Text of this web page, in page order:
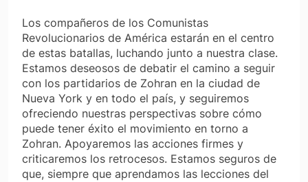
Los compañeros de los Comunistas
Revolucionarios de América estarán en el centro
de estas batallas, luchando junto a nuestra clase.
Estamos deseosos de debatir el camino a seguir
con los partidarios de Zohran en la ciudad de
Nueva York y en todo el país, y seguiremos
ofreciendo nuestras perspectivas sobre cómo
puede tener éxito el movimiento en torno a
Zohran. Apoyaremos las acciones firmes y
criticaremos los retrocesos. Estamos seguros de
que, siempre que aprendamos las lecciones del